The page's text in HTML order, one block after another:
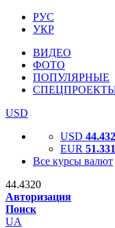
РУС
УКР
ВИДЕО
ФОТО
ПОПУЛЯРНЫЕ
USD
USD
EUR
Все курсы валют
44.4320
Авторизация
Поиск
UA